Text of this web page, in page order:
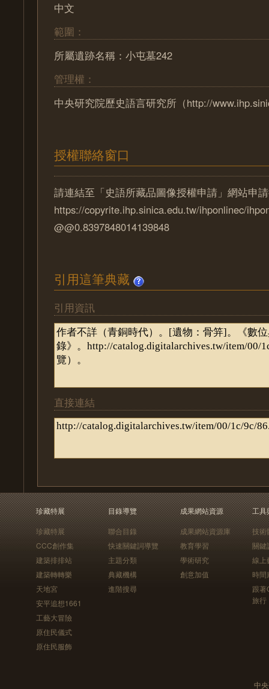
中文
範圍：
所屬遺跡名稱：小屯墓242
管理權：
中央研究院歷史語言研究所（http://
授權聯絡窗口
請連結至「史語所藏品圖像授權申請」網站申
https://copyrite.ihp.sinica.edu.tw/ihponlinec/
@@0.8397848014139848
引用這筆典藏
引用資訊
直接連結
珍藏特展
珍藏特展
CCC創作集
建築排排站
建築轉轉樂
天地宮
安平追想1661
工藝大冒險
原住民儀式
原住民服飾
目錄導覽
聯合目錄
快速關鍵詞導覽
主題分類
典藏機構
進階搜尋
成果網站資源
成果網站資源庫
教育學習
學術研究
創意加值
工具
技術
關鍵
線上
時間
跟
旅行
中